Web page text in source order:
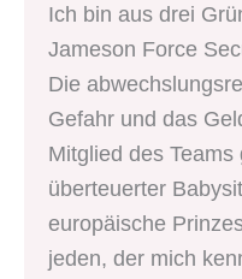
Ich bin aus drei
Jameson Force
Die
Gefahr und das
Mitglied des
überteuerter
europäische
jeden, der mich